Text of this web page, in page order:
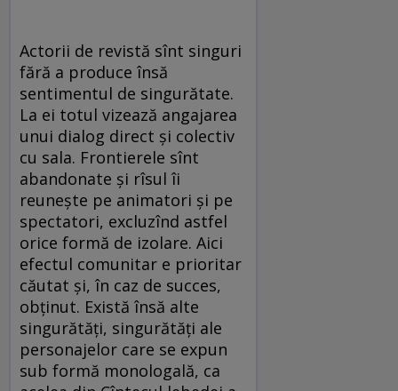
Actorii de revistă sînt singuri
fără a produce însă
sentimentul de singurătate.
La ei totul vizează angajarea
unui dialog direct şi colectiv
cu sala. Frontierele sînt
abandonate şi rîsul îi
reuneşte pe animatori şi pe
spectatori, excluzînd astfel
orice formă de izolare. Aici
efectul comunitar e prioritar
căutat şi, în caz de succes,
obţinut. Există însă alte
singurătăţi, singurătăţi ale
personajelor care se expun
sub formă monologală, ca